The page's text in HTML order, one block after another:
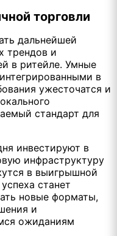
торговли
дальнейшей
трендов и
в ритейле. Умные
в
ужесточатся и
стандарт для
инвестируют в
инфраструктуру
в выигрышной
станет
новые форматы,
и
ожиданиям